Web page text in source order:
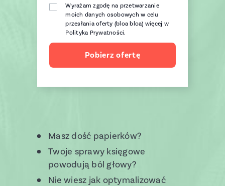
Wyrażam zgodę na przetwarzanie
moich danych osobowych w celu
przesłania oferty (bloa bloa) więcej w
Polityka Prywatności.
Pobierz ofertę
Masz dość papierków?
Twoje sprawy księgowe
powodują ból głowy?
Nie wiesz jak optymalizować